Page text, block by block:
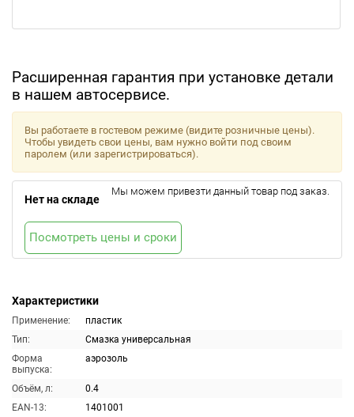
Расширенная гарантия при установке детали
в нашем автосервисе.
Характеристики
Применение:
пластик
Тип:
Смазка универсальная
Форма
выпуска:
аэрозоль
Объём, л:
0.4
EAN-13:
1401001
Вы работаете в гостевом режиме (видите розничные цены).
Чтобы увидеть свои цены, вам нужно войти под своим
паролем (или зарегистрироваться).
Нет на складе
Мы можем привезти данный товар под заказ.
Посмотреть цены и сроки